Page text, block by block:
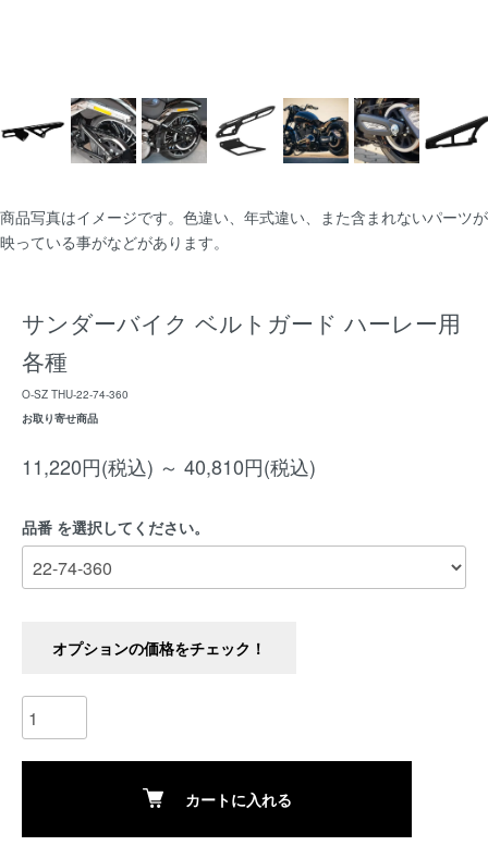
商品写真はイメージです。色違い、年式違い、また含まれないパーツが
映っている事がなどがあります。
サンダーバイク ベルトガード ハーレー用
各種
O-SZ THU-22-74-360
お取り寄せ商品
11,220円(税込) ～ 40,810円(税込)
品番 を選択してください。
オプションの価格をチェック！
カートに入れる